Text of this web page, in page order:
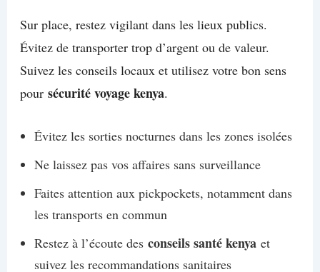
Sur place, restez vigilant dans les lieux publics.
Évitez de transporter trop d’argent ou de valeur.
Suivez les conseils locaux et utilisez votre bon sens
pour sécurité voyage kenya.
Évitez les sorties nocturnes dans les zones isolées
Ne laissez pas vos affaires sans surveillance
Faites attention aux pickpockets, notamment dans
les transports en commun
Restez à l’écoute des conseils santé kenyaet
suivez les recommandations sanitaires